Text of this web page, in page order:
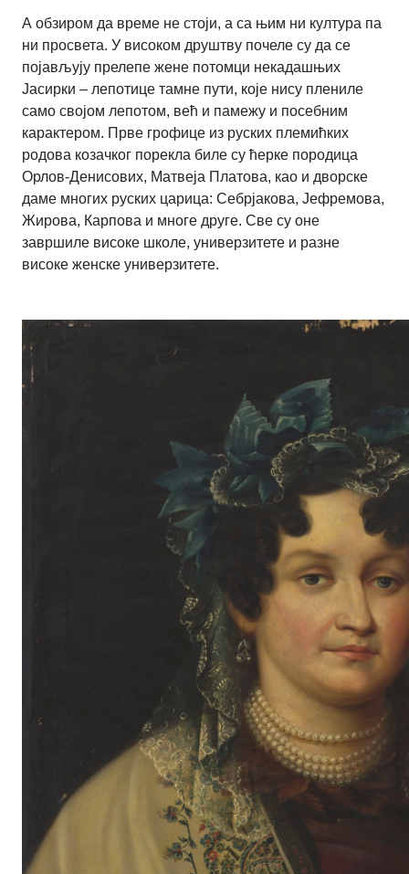
А обзиром да време не стоји, а са њим ни култура па
ни просвета. У високом друштву почеле су да се
појављују прелепе жене потомци некадашњих
Јасирки – лепотице тамне пути, које нису плениле
само својом лепотом, већ и памежу и посебним
карактером. Прве грофице из руских племићких
родова козачког порекла биле су ћерке породица
Орлов-Денисових, Матвеја Платова, као и дворске
даме многих руских царица: Себрјакова, Јефремова,
Жирова, Карпова и многе друге. Све су оне
завршиле високе школе, универзитете и разне
високе женске универзитете.